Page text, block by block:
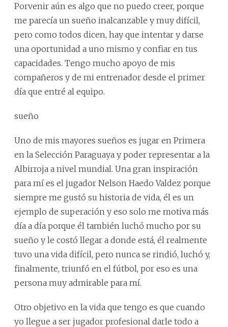
Porvenir aún es algo que no puedo creer, porque
me parecía un sueño inalcanzable y muy difícil,
pero como todos dicen, hay que intentar y darse
una oportunidad a uno mismo y confiar en tus
capacidades. Tengo mucho apoyo de mis
compañeros y de mi entrenador desde el primer
día que entré al equipo.
sueño
Uno de mis mayores sueños es jugar en Primera
en la Selección Paraguaya y poder representar a la
Albirroja a nivel mundial. Una gran inspiración
para mí es el jugador Nelson Haedo Valdez porque
siempre me gustó su historia de vida, él es un
ejemplo de superación y eso solo me motiva más
día a día porque él también luchó mucho por su
sueño y le costó llegar a donde está, él realmente
tuvo una vida difícil, pero nunca se rindió, luchó y,
finalmente, triunfó en el fútbol, por eso es una
persona muy admirable para mí.
Otro objetivo en la vida que tengo es que cuando
yo llegue a ser jugador profesional darle todo a